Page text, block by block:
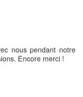
nous pendant notre
Encore merci !